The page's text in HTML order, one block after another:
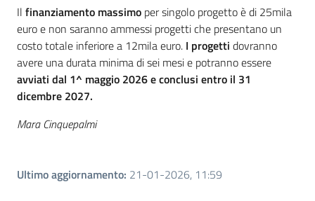
Il finanziamento massimo per singolo progetto è di 25mila
euro e non saranno ammessi progetti che presentano un
costo totale inferiore a 12mila euro. I progetti dovranno
avere una durata minima di sei mesi e potranno essere
avviati dal 1^ maggio 2026 e conclusi entro il 31
dicembre 2027.
Mara Cinquepalmi
Ultimo aggiornamento: 21-01-2026, 11:59